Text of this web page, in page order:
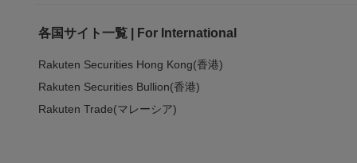
各国サイト一覧 | For International
Rakuten Securities Hong Kong(香港)
Rakuten Securities Bullion(香港)
Rakuten Trade(マレーシア)